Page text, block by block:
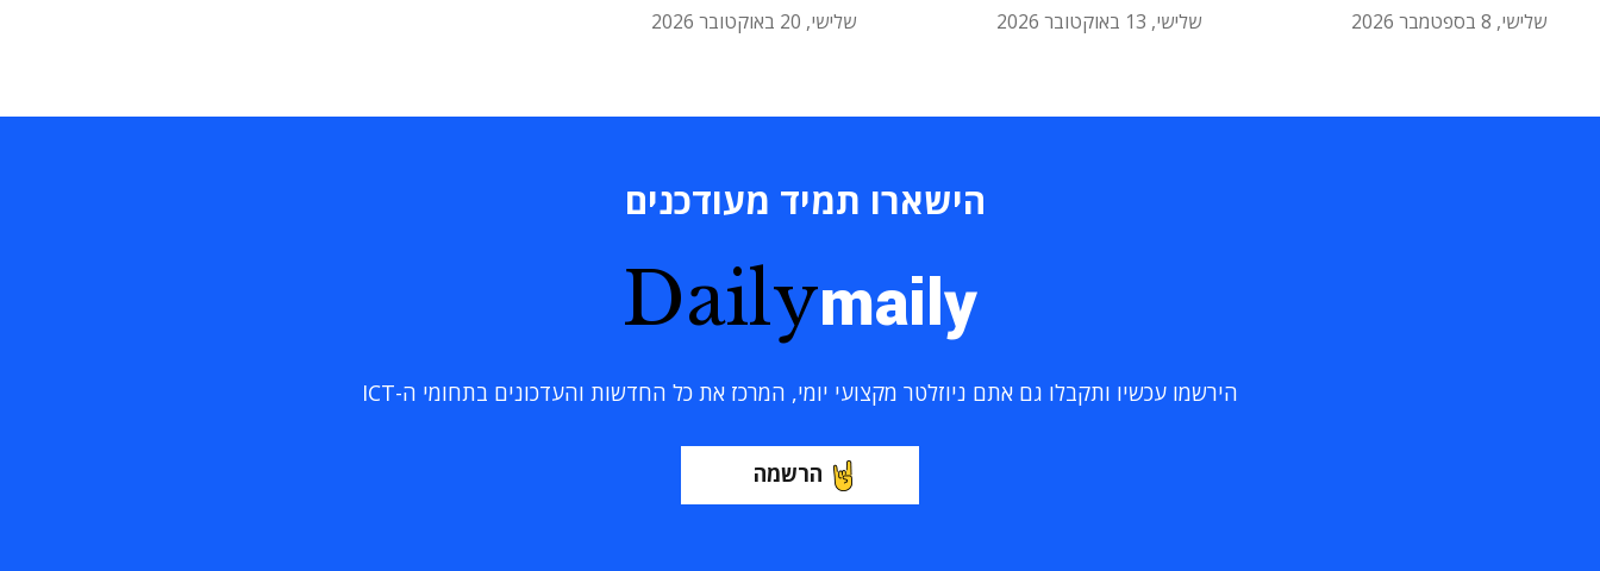
שלישי, 8 בספטמבר 2026 שלישי, 13 באוקטובר 2026 שלישי, 20 באוקטובר 2026
הישארו תמיד מעודכנים
Dailymaily
הירשמו עכשיו ותקבלו גם אתם ניוזלטר מקצועי יומי, המרכז את כל החדשות והעדכונים בתחומי ה-ICT
הרשמה